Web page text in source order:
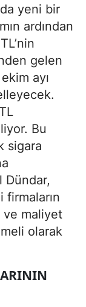
yeni bir
ardından
gelen
ayı
Bu
sigara
Dündar,
firmaların
ve maliyet
olarak